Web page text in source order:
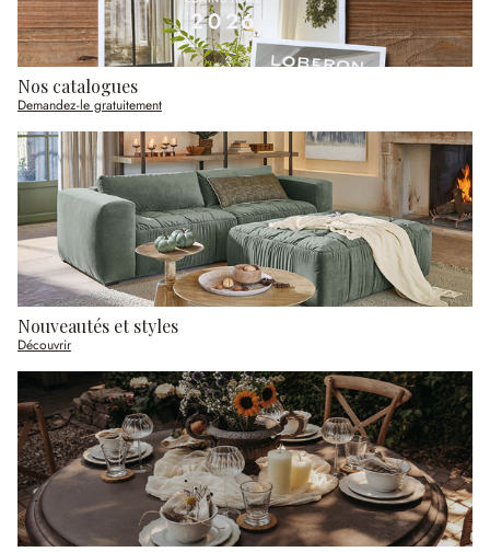
Nos catalogues
Demandez-le gratuitement
Nouveautés et styles
Découvrir